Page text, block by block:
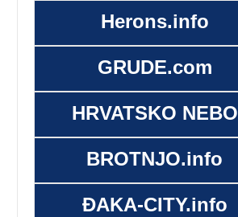
Herons.info
GRUDE.com
HRVATSKO NEBO
BROTNJO.info
ĐAKA-CITY.info